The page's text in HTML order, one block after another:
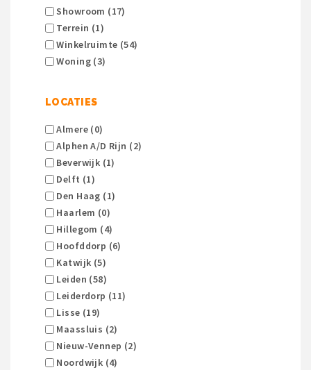
Showroom (17)
Terrein (1)
Winkelruimte (54)
Woning (3)
LOCATIES
Almere (0)
Alphen A/d Rijn (2)
Beverwijk (1)
Delft (1)
Den Haag (1)
Haarlem (0)
Hillegom (4)
Hoofddorp (6)
Katwijk (5)
Leiden (58)
Leiderdorp (11)
Lisse (19)
Maassluis (2)
Nieuw-Vennep (2)
Noordwijk (4)